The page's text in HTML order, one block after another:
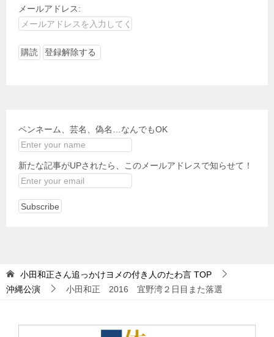
メールアドレス:
ペンネーム、芸名、偽名…なんでもOK
新たな記事がUPされたら、このメールアドレスで知らせて！
小田和正さん追っかけヨメの付き人のたわ言 TOP
沖縄公演
小田和正 2016 宜野湾２日目また落選